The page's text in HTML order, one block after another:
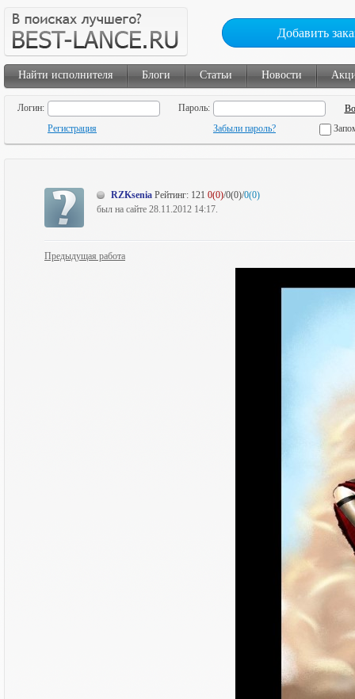
Добавить
Найти исполнителя Блоги Статьи Новости
Логин:
Пароль:
Регистрация
Забыли пароль?
RZKsenia Рейтинг: 121 0(0)/0(0)/0(0)
был на сайте 28.11.2012 14:17.
Предыдущая работа